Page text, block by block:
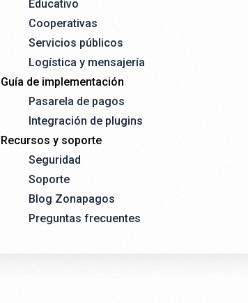
Educativo
Cooperativas
Servicios públicos
Logística y mensajería
Guía de implementación
Pasarela de pagos
Integración de plugins
Recursos y soporte
Seguridad
Soporte
Blog Zonapagos
Preguntas frecuentes